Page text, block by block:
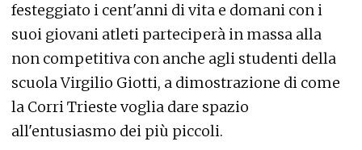
festeggiato i cent'anni di vita e domani con i
suoi giovani atleti parteciperà in massa alla
non competitiva con anche agli studenti della
scuola Virgilio Giotti, a dimostrazione di come
la Corri Trieste voglia dare spazio
all'entusiasmo dei più piccoli.